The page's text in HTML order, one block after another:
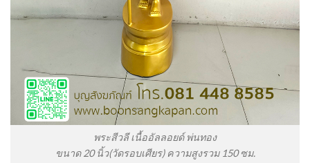
พระสีวลี เนื้ออัลลอยด์ พ่นทอง
ขนาด 20 นิ้ว(วัดรอบเศียร) ความสูงรวม 150 ซม.